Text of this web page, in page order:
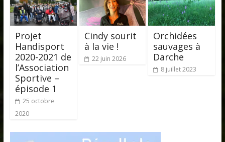
Projet
Handisport
2020-2021 de
l’Association
Sportive –
épisode 1
25 octobre
2020
Cindy sourit
à la vie !
22 juin 2026
Orchidées
sauvages à
Darche
8 juillet 2023